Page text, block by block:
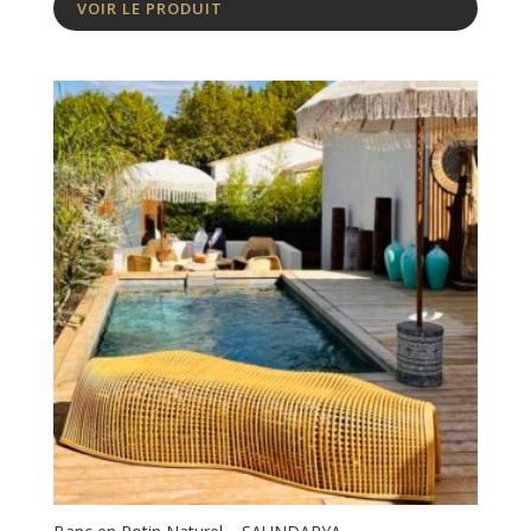
VOIR LE PRODUIT